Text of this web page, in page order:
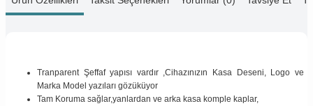
Tranparent Şeffaf yapısı vardır ,Cihazınızın Kasa Deseni, Logo ve
Marka Model yazıları gözüküyor
Tam Koruma sağlar,yanlardan ve arka kasa komple kaplar,